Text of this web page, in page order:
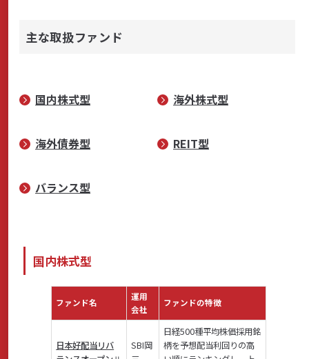
主な取扱ファンド
国内株式型 海外株式型
海外債券型 REIT型
バランス型
国内株式型
ファンド名
運用
会社
ファンドの特徴
日本好配当リバ
SBI岡
日経500種平均株価採用銘
柄を予想配当利回りの高